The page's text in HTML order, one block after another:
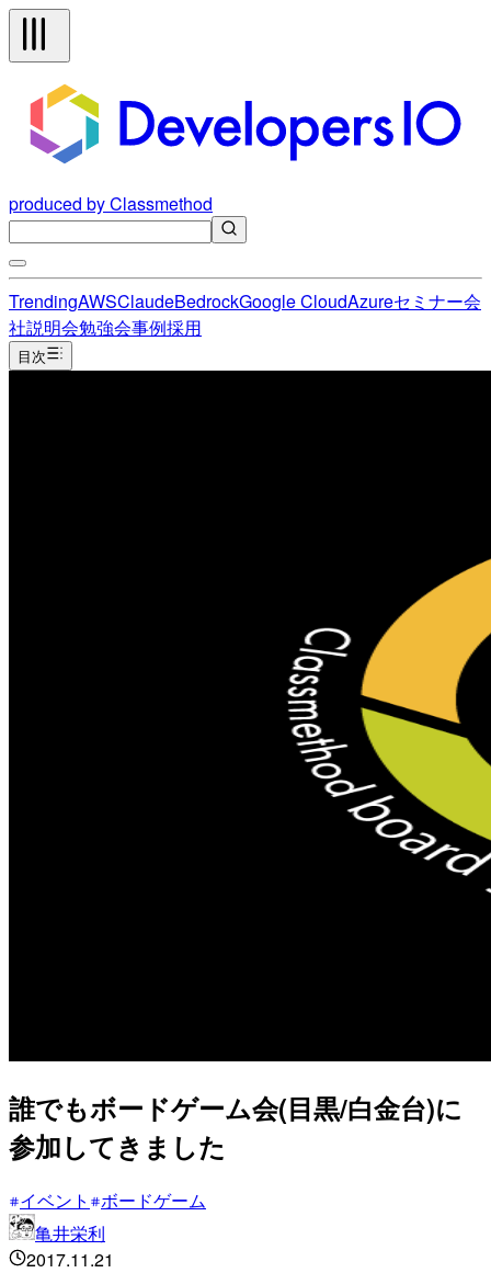
produced by Classmethod
TrendingAWSClaudeBedrockGoogle CloudAzureセミナー会
社説明会勉強会事例採用
目次
誰でもボードゲーム会(目黒/白金台)に
参加してきました
イベント
ボードゲーム
亀井栄利
2017.11.21